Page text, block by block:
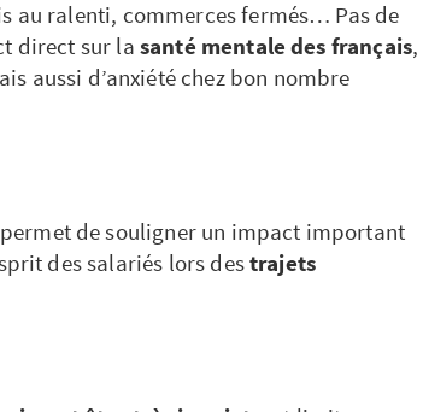
au ralenti, commerces fermés… Pas de
direct sur la santé mentale des français,
aussi d’anxiété chez bon nombre
permet de souligner un impact important
des salariés lors destrajets